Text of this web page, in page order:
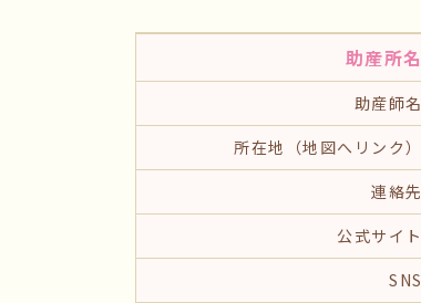
助産所名
助産師名
所在地（地図へリンク）
連絡先
公式サイト
SNS